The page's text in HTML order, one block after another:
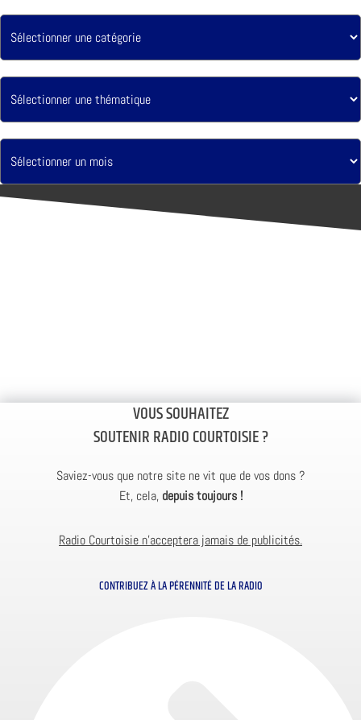
VOUS SOUHAITEZ
SOUTENIR RADIO COURTOISIE ?
Saviez-vous que notre site ne vit que de vos dons ?
Et, cela, depuis toujours !
Radio Courtoisie n’acceptera jamais de publicités.
CONTRIBUEZ À LA PÉRENNITÉ DE LA RADIO